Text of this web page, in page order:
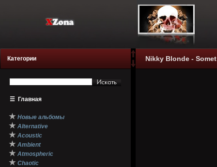
Категории
☰ Главная
★ Новые альбомы
★ Alternative
★ Acoustic
★ Ambient
★ Atmospheric
★ Chaotic
Nikky Blonde -